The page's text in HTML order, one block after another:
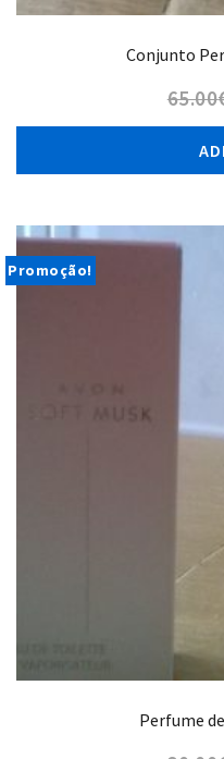
Conjunto
65.00
Promoção!
Perfume